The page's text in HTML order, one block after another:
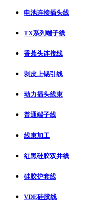
电池连接插头线
TX系列端子线
香蕉头连接线
剥皮上锡引线
动力插头线束
普通端子线
线束加工
红黑硅胶双并线
硅胶护套线
VDE硅胶线